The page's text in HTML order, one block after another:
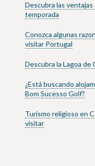
Descubra las
temporada
Conozca algunas
visitar Portugal
Descubra la Lagoa de
¿Está buscando
Bom Sucesso Golf?
Turismo religioso en
visitar